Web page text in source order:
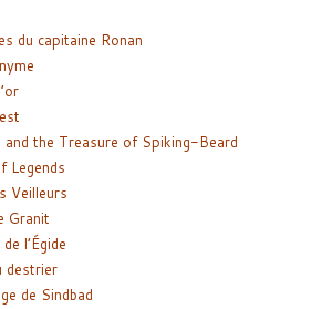
du capitaine Ronan
and the Treasure of Spiking-Beard
Legends
Veilleurs
Granit
l’Égide
destrier
de Sindbad